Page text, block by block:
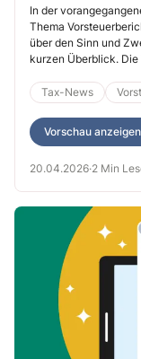
In der
Thema
über den Sinn und
kurzen Überblick.
zugrunde gelegt
Konstellationen. Da
doch recht abstrakt
Fallbeispielen.
Tax-News
Vorschau anzeigen
20.04.2026·2 Min